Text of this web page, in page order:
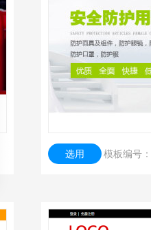
选用 模板编号：